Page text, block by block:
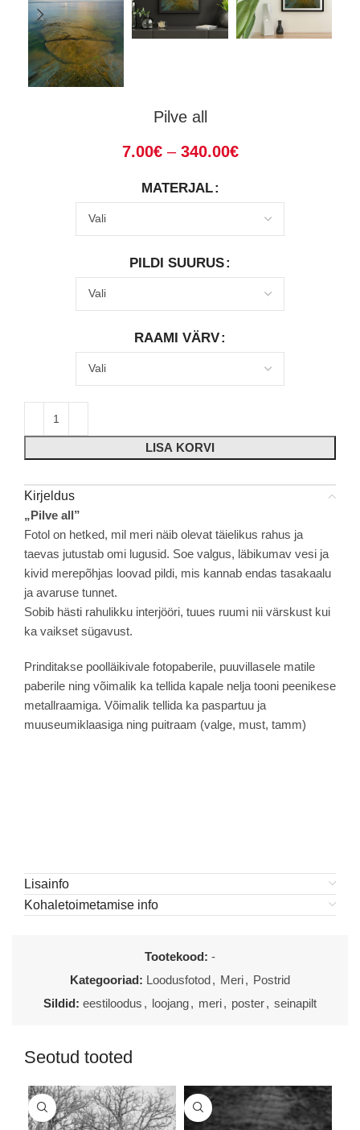
Pilve all
7.00€ – 340.00€
MATERJAL
PILDI SUURUS
RAAMI VÄRV
LISA KORVI
Kirjeldus
„Pilve all”
Fotol on hetked, mil meri näib olevat täielikus rahus ja
taevas jutustab omi lugusid. Soe valgus, läbikumav vesi ja
kivid merepõhjas loovad pildi, mis kannab endas tasakaalu
ja avaruse tunnet.
Sobib hästi rahulikku interjööri, tuues ruumi nii värskust kui
ka vaikset sügavust.
Prinditakse poolläikivale fotopaberile, puuvillasele matile
paberile ning võimalik ka tellida kapale nelja tooni peenikese
metallraamiga. Võimalik tellida ka paspartuu ja
muuseumiklaasiga ning puitraam (valge, must, tamm)
Lisainfo
Kohaletoimetamise info
Tootekood: -
Kategooriad: Loodusfotod, Meri, Postrid
Sildid: eestiloodus , loojang, meri, poster, seinapilt
Seotud tooted